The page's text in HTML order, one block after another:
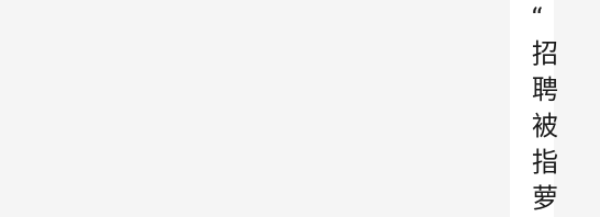
“
招
聘
被
指
萝